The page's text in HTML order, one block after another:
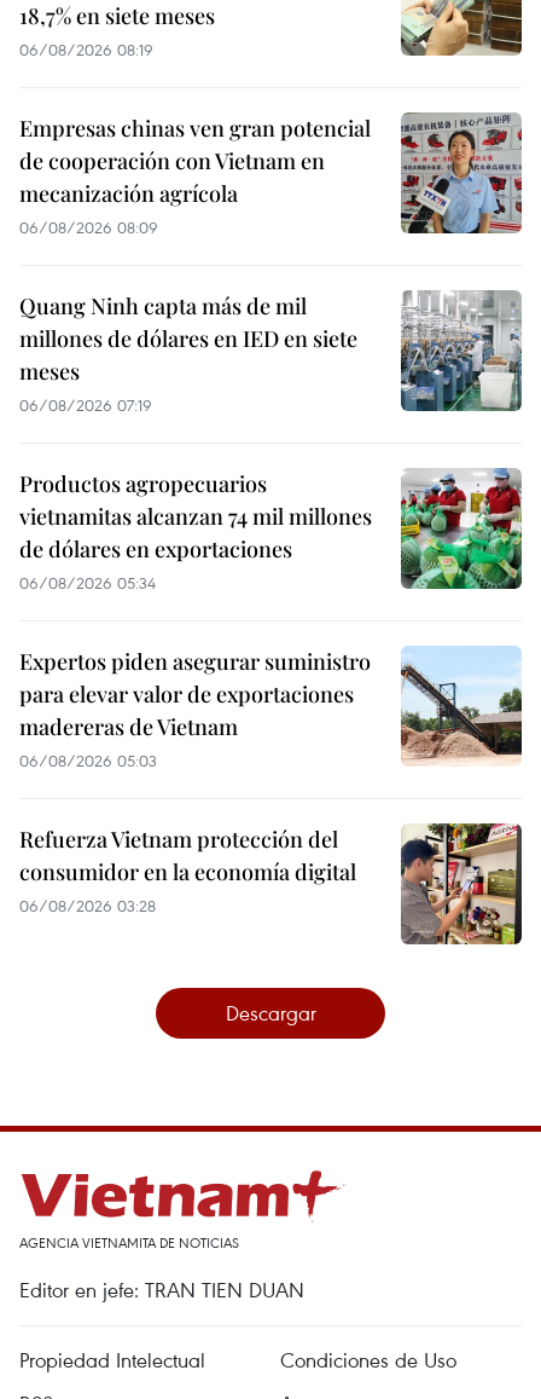
18,7% en siete meses
06/08/2026 08:19
Empresas chinas ven gran potencial
de cooperación con Vietnam en
mecanización agrícola
06/08/2026 08:09
Quang Ninh capta más de mil
millones de dólares en IED en siete
meses
06/08/2026 07:19
Productos agropecuarios
vietnamitas alcanzan 74 mil millones
de dólares en exportaciones
06/08/2026 05:34
Expertos piden asegurar suministro
para elevar valor de exportaciones
madereras de Vietnam
06/08/2026 05:03
Refuerza Vietnam protección del
consumidor en la economía digital
06/08/2026 03:28
Descargar
AGENCIA VIETNAMITA DE NOTICIAS
Editor en jefe: TRAN TIEN DUAN
Propiedad Intelectual
Condiciones de Uso